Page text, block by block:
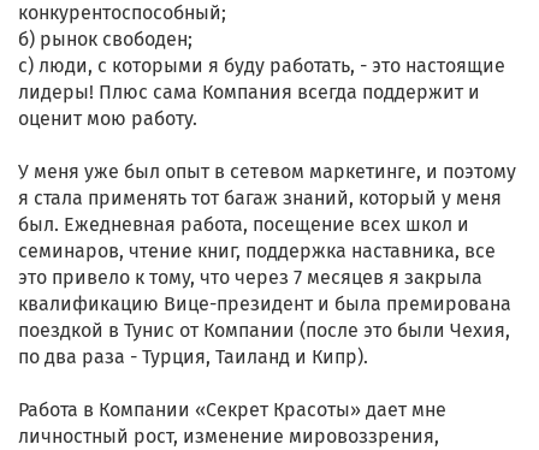
конкурентоспособный;
б) рынок свободен;
с) люди, с которыми я буду работать, - это настоящие
лидеры! Плюс сама Компания всегда поддержит и
оценит мою работу.
У меня уже был опыт в сетевом маркетинге, и поэтому
я стала применять тот багаж знаний, который у меня
был. Ежедневная работа, посещение всех школ и
семинаров, чтение книг, поддержка наставника, все
это привело к тому, что через 7 месяцев я закрыла
квалификацию Вице-президент и была премирована
поездкой в Тунис от Компании (после это были Чехия,
по два раза - Турция, Таиланд и Кипр).
Работа в Компании «Секрет Красоты» дает мне
личностный рост, изменение мировоззрения,